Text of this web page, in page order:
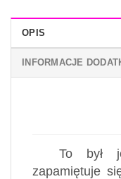
OPIS
INFORMACJE
To był
zapamiętuje